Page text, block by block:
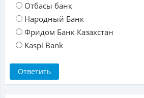
Отбасы банк
Народный Банк
Фридом Банк Казахстан
Kaspi Bank